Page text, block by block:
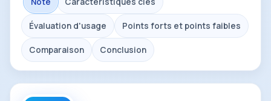
Évaluation d'usage Points forts et points faibles
Comparaison Conclusion